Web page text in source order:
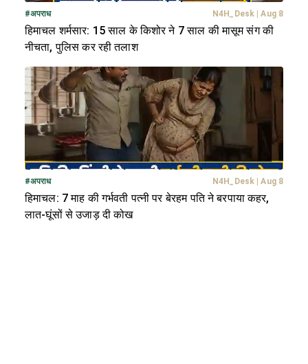
#अपराध N4H_Desk Aug 8
हिमाचल शर्मसार: 15 साल के किशोर ने 7 साल की मासूम संग की
नीचता, पुलिस कर रही तलाश
#अपराध N4H_Desk Aug 8
हिमाचल: 7 माह की गर्भवती पत्नी पर बेरहम पति ने बरपाया कहर,
लात-घूंसों से उजाड़ दी कोख